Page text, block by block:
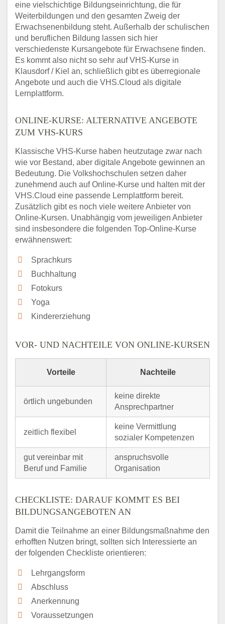
eine vielschichtige Bildungseinrichtung, die für
Weiterbildungen und den gesamten Zweig der
Erwachsenenbildung steht. Außerhalb der schulischen
und beruflichen Bildung lassen sich hier
verschiedenste Kursangebote für Erwachsene finden.
Es kommt also nicht so sehr auf VHS-Kurse in
Klausdorf / Kiel an, schließlich gibt es überregionale
Angebote und auch die VHS.Cloud als digitale
Lernplattform.
ONLINE-KURSE: ALTERNATIVE ANGEBOTE
ZUM VHS-KURS
Klassische VHS-Kurse haben heutzutage zwar nach
wie vor Bestand, aber digitale Angebote gewinnen an
Bedeutung. Die Volkshochschulen setzen daher
zunehmend auch auf Online-Kurse und halten mit der
VHS.Cloud eine passende Lernplattform bereit.
Zusätzlich gibt es noch viele weitere Anbieter von
Online-Kursen. Unabhängig vom jeweiligen Anbieter
sind insbesondere die folgenden Top-Online-Kurse
erwähnenswert:
Sprachkurs
Buchhaltung
Fotokurs
Yoga
Kindererziehung
VOR- UND NACHTEILE VON ONLINE-KURSEN
Vorteile Nachteile
örtlich ungebunden
keine direkte
Ansprechpartner
zeitlich flexibel
keine Vermittlung
sozialer Kompetenzen
gut vereinbar mit
Beruf und Familie
anspruchsvolle
Organisation
CHECKLISTE: DARAUF KOMMT ES BEI
BILDUNGSANGEBOTEN AN
Damit die Teilnahme an einer Bildungsmaßnahme den
erhofften Nutzen bringt, sollten sich Interessierte an
der folgenden Checkliste orientieren:
Lehrgangsform
Abschluss
Anerkennung
Voraussetzungen